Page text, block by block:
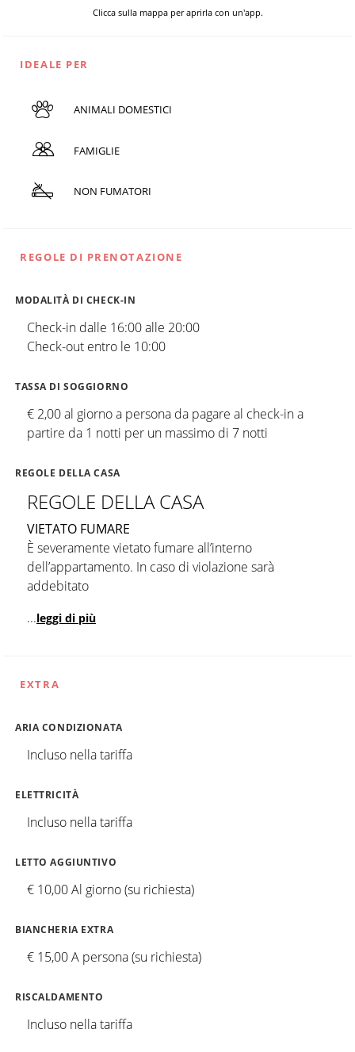
Clicca sulla mappa per aprirla con un'app.
IDEALE PER
ANIMALI DOMESTICI
FAMIGLIE
NON FUMATORI
REGOLE DI PRENOTAZIONE
MODALITÀ DI CHECK-IN
Check-in dalle 16:00 alle 20:00
Check-out entro le 10:00
TASSA DI SOGGIORNO
€ 2,00 al giorno a persona da pagare al check-in a
partire da 1 notti per un massimo di 7 notti
REGOLE DELLA CASA
REGOLE DELLA CASA
VIETATO FUMARE
È severamente vietato fumare all’interno
dell’appartamento. In caso di violazione sarà
addebitato
...leggi di più
EXTRA
ARIA CONDIZIONATA
Incluso nella tariffa
ELETTRICITÀ
Incluso nella tariffa
LETTO AGGIUNTIVO
€ 10,00 Al giorno (su richiesta)
BIANCHERIA EXTRA
€ 15,00 A persona (su richiesta)
RISCALDAMENTO
Incluso nella tariffa